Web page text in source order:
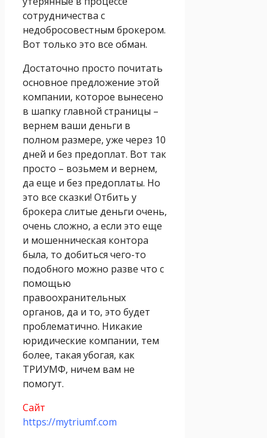
сотрудничества с
недобросовестным брокером.
Вот только это все обман.
Достаточно просто почитать
основное предложение этой
компании, которое вынесено
в шапку главной страницы –
вернем ваши деньги в
полном размере, уже через 10
дней и без предоплат. Вот так
просто – возьмем и вернем,
да еще и без предоплаты. Но
это все сказки! Отбить у
брокера слитые деньги очень,
очень сложно, а если это еще
и мошенническая контора
была, то добиться чего-то
подобного можно разве что с
помощью
правоохранительных
органов, да и то, это будет
проблематично. Никакие
юридические компании, тем
более, такая убогая, как
ТРИУМФ, ничем вам не
помогут.
Сайт
https://mytriumf.com